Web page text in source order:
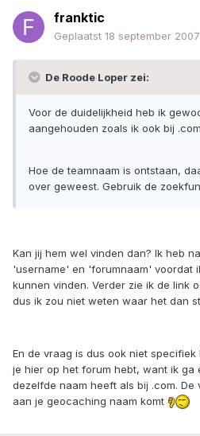
franktic
Geplaatst 18 september 2007
De Roode Loper zei:
Voor de duidelijkheid heb ik
aangehouden zoals ik ook bij
Hoe de teamnaam is ontstaan,
over geweest. Gebruik de
Kan jij hem wel vinden dan? Ik heb
'username' en 'forumnaam' voordat
kunnen vinden. Verder zie ik de link
dus ik zou niet weten waar het dan
En de vraag is dus ook niet
je hier op het forum hebt, want ik ga
dezelfde naam heeft als bij .com. De
aan je geocaching naam komt